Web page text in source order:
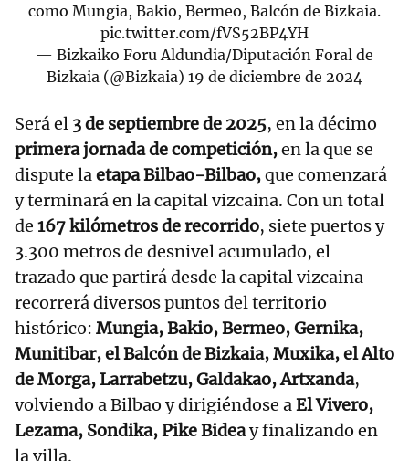
como Mungia, Bakio, Bermeo, Balcón de Bizkaia.
pic.twitter.com/fVS52BP4YH
— Bizkaiko Foru Aldundia/Diputación Foral de
Bizkaia (@Bizkaia) 19 de diciembre de 2024
Será el 3 de septiembre de 2025, en la décimo
primera jornada de competición,en la que se
dispute laetapa Bilbao-Bilbao,que comenzará
y terminará en la capital vizcaina. Con un total
de 167 kilómetros de recorrido, siete puertos y
3.300 metros de desnivel acumulado, el
trazado que partirá desde la capital vizcaina
recorrerá diversos puntos del territorio
histórico: Mungia, Bakio, Bermeo, Gernika,
Munitibar, el Balcón de Bizkaia, Muxika, el Alto
de Morga, Larrabetzu, Galdakao, Artxanda,
volviendo a Bilbao y dirigiéndose aEl Vivero,
Lezama, Sondika, Pike Bideay finalizando en
la villa.